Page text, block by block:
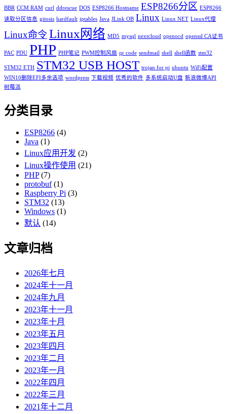
BBR CCM RAM curl ddrescue DOS ESP8266 Hostname ESP8266分区 ESP8266
读取分区信息 gitosis hardfault iptables Java JLink OB Linux Linux NET Linux代理
Linux命令Linux网络 MD5 mysql nextcloud openocd openssl CA证书
PAC PDU PHP PHP笔记 PWM控制风扇 qr code sendmail shell shell函数 stm32
STM32 ETH STM32 USB HOST trojan for pi ubuntu WiFi配置
WIN10删除EFI多余选项 wordpress 下载视频 优秀的软件 多系统启动U盘 新浪微博API
树莓派
分类目录
ESP8266 (4)
Java (1)
Linux应用开发 (2)
Linux操作使用 (21)
PHP(7)
protobuf(1)
Raspberry Pi (3)
STM32 (13)
Windows (1)
默认 (14)
文章归档
2026年七月
2024年十一月
2024年九月
2023年十一月
2023年十月
2023年五月
2023年四月
2023年二月
2023年一月
2022年四月
2022年三月
2021年十二月